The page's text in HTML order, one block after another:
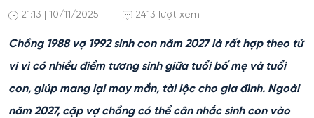
21:13 | 10/11/2025 2413 lượt xem
Chồng 1988 vợ 1992 sinh con năm 2027 là rất hợp theo tử
vi vì có nhiều điểm tương sinh giữa tuổi bố mẹ và tuổi
con, giúp mang lại may mắn, tài lộc cho gia đình. Ngoài
năm 2027, cặp vợ chồng có thể cân nhắc sinh con vào